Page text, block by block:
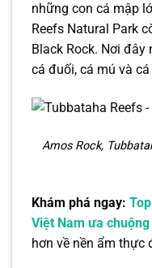
những con cá mập
Reefs Natural Park
Black Rock. Nơi
cá đuối, cá mú và
Amos Rock,
Khám phá ngay:
Việt Nam ưa
hơn về nền ẩm thực